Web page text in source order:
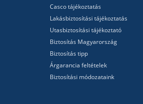
Casco tájékoztatás
Lakásbiztosítási tájékoztatás
Utasbiztosítási tájékoztató
Biztosítás Magyarország
Biztosítás tipp
Árgarancia feltételek
Biztosítási módozataink